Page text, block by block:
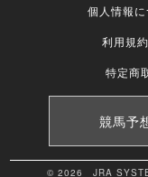
個人情報
利用規約
特定商
競馬予
© 2026 JRA